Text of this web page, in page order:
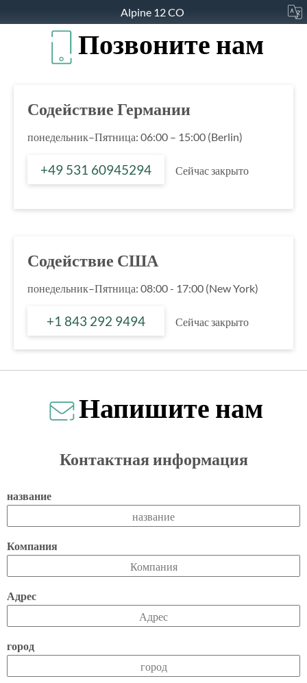
Alpine 12 CO
Позвоните нам
Содействие Германии
понедельник–Пятница: 06:00 – 15:00 (Berlin)
+49 531 60945294 Сейчас закрыто
Содействие США
понедельник–Пятница: 08:00 - 17:00 (New York)
+1 843 292 9494 Сейчас закрыто
Напишите нам
Контактная информация
название
Компания
Адрес
город